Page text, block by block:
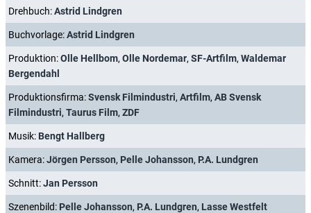
Drehbuch:Astrid Lindgren
Buchvorlage:Astrid Lindgren
Produktion:Olle Hellbom, Olle Nordemar, SF-Artfilm, Waldemar
Bergendahl
Produktionsfirma:Svensk Filmindustri, Artfilm, AB Svensk
Filmindustri, Taurus Film, ZDF
Musik: Bengt Hallberg
Kamera:Jörgen Persson, Pelle Johansson, P.A. Lundgren
Schnitt:Jan Persson
Szenenbild: Pelle Johansson, P.A. Lundgren, Lasse Westfelt